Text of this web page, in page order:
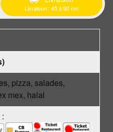
Livraison : 45 à 60 mn
pizza, salades,
mex, halal